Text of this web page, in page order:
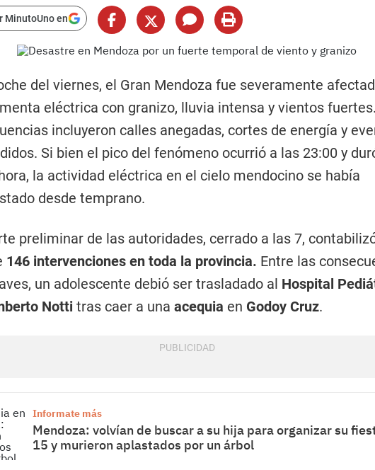
MinutoUno en
del viernes, el Gran Mendoza fue severamente
eléctrica con granizo, lluvia intensa y vientos
incluyeron calles anegadas, cortes de energía y
Si bien el pico del fenómeno ocurrió a las 23:00 y
la actividad eléctrica en el cielo mendocino se había
desde temprano.
preliminar de las autoridades, cerrado a las 7,
146 intervenciones en toda la provincia. Entre las
un adolescente debió ser trasladado al Hospital
Notti tras caer a una acequia en Godoy Cruz.
Informate más
Mendoza: volvían de buscar a su hija para organizar su
15 y murieron aplastados por un árbol